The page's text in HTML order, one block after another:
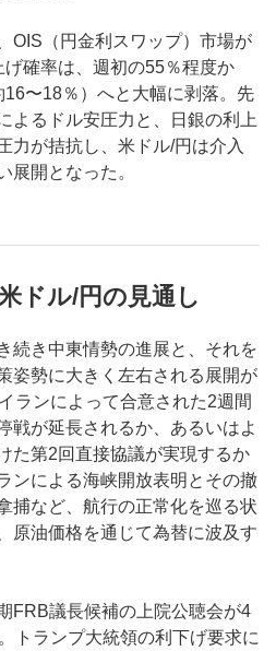
OIS（円金利スワップ）市場が
確率は、週初の55％程度か
〜18％）へと大幅に剥落。先
よるドル安圧力と、日銀の利上
力が拮抗し、米ドル/円は介入
展開となった。
ドル/円の見通し
続き中東情勢の進展と、それを
姿勢に大きく左右される展開が
ランによって合意された2週間
戦が延長されるか、あるいはよ
た第2回直接協議が実現するか
ンによる海峡開放表明とその撤
捕など、航行の正常化を巡る状
原油価格を通じて為替に波及す
FRB議長候補の上院公聴会が4
トランプ大統領の利下げ要求に